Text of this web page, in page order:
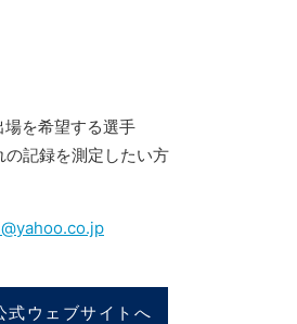
を希望する選手
記録を測定したい方
式ウェブサイトへ